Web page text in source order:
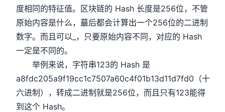
度相同的特征值。区块链的 Hash 长度是256位，不管
原始内容是什么，蕞后都会计算出一个256位的二进制
数字。而且可以_，只要原始内容不同，对应的 Hash
一定是不同的。
举例来说，字符串123的 Hash 是
a8fdc205a9f19cc1c7507a60c4f01b13d11d7fd0（十
六进制），转成二进制就是256位，而且只有123能得
到这个 Hash。